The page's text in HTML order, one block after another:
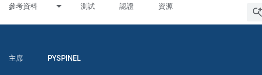
參考資料 測試 認證 資源
主席 PYSPINEL